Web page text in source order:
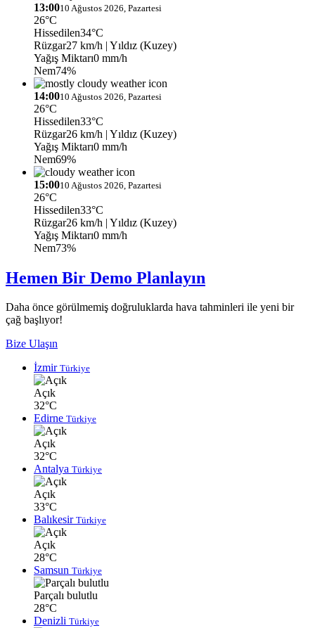
13:0010 Ağustos 2026, Pazartesi
26°C
Hissedilen34°C
Rüzgar27 km/h | Yıldız (Kuzey)
Yağış Miktarı0 mm/h
Nem74%
14:0010 Ağustos 2026, Pazartesi
26°C
Hissedilen33°C
Rüzgar26 km/h | Yıldız (Kuzey)
Yağış Miktarı0 mm/h
Nem69%
15:0010 Ağustos 2026, Pazartesi
26°C
Hissedilen33°C
Rüzgar26 km/h | Yıldız (Kuzey)
Yağış Miktarı0 mm/h
Nem73%
Hemen Bir Demo Planlayın
Daha önce görülmemiş doğruluklarda hava tahminleri ile yeni bir
çağ başlıyor!
Bize Ulaşın
İzmir Türkiye
Açık
32°C
Edirne Türkiye
Açık
32°C
Antalya Türkiye
Açık
33°C
Balıkesir Türkiye
Açık
28°C
Samsun Türkiye
Parçalı bulutlu
28°C
Denizli Türkiye